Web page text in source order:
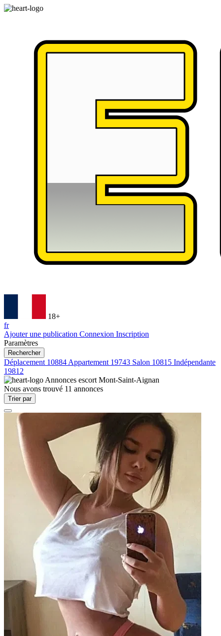
18+
fr
Ajouter une publication Connexion Inscription
Paramètres
Rechercher
Déplacement 10884 Appartement 19743 Salon 10815 Indépendante
19812
Annonces escort Mont-Saint-Aignan
Nous avons trouvé 11 annonces
Trier par